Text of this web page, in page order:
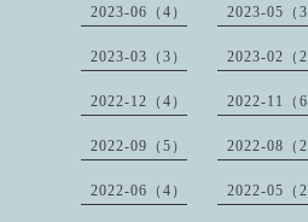
2023-06（4） 2023-05（3
2023-03（3） 2023-02（2
2022-12（4） 2022-11（6
2022-09（5） 2022-08（2
2022-06（4） 2022-05（2